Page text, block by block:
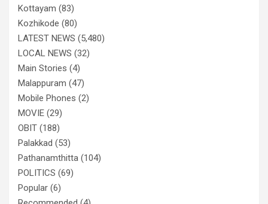
Kottayam (83)
Kozhikode (80)
LATEST NEWS (5,480)
LOCAL NEWS (32)
Main Stories (4)
Malappuram (47)
Mobile Phones (2)
MOVIE (29)
OBIT (188)
Palakkad (53)
Pathanamthitta (104)
POLITICS (69)
Popular (6)